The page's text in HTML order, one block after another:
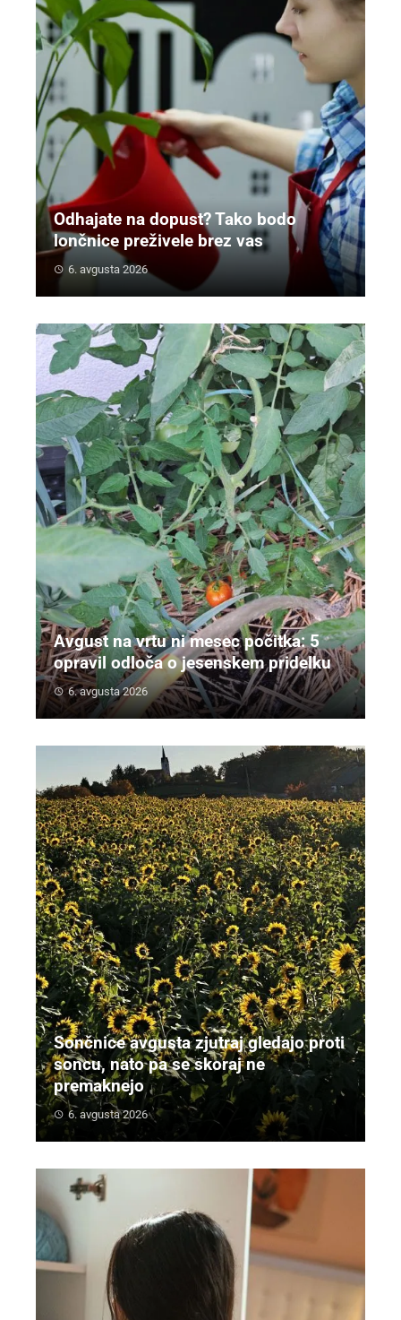
Odhajate na dopust? Tako bodo
lončnice preživele brez vas
6. avgusta 2026
Avgust na vrtu ni mesec počitka: 5
opravil odloča o jesenskem pridelku
6. avgusta 2026
Sončnice avgusta zjutraj gledajo proti
soncu, nato pa se skoraj ne
premaknejo
6. avgusta 2026